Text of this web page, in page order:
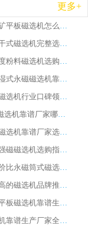
更多+
2026 钛铁矿平板磁选机怎么选 靠谱生产企业实力排行榜选购参考攻略
2026CTG 干式磁选机完整选购指南 行业口碑顶尖靠谱生产龙头厂家实力推荐
2026 高精度粉料磁选机选购全攻略 行业优质品牌华体会手机网页版-华体会(中国) 实力深度解析
2026CTB 湿式永磁磁选机靠谱厂家实力排行榜 铁矿选矿设备采购全流程选购指南
2026 尾矿磁选机行业口碑领域强者，源头直供国内主流厂家华体会手机网页版-华体会(中国) 一站式服务
2026尾矿磁选机靠谱厂家哪家好 行业口碑领域强者华体会手机网页版-华体会(中国) 推荐
2026 铁矿磁选机靠谱厂家选购全攻略 行业标杆华体会手机网页版-华体会(中国) 设备性价比出众
2026 化工强磁磁选机选购指南 5 家行业口碑靠谱厂家领域强者推荐
2026 高性价比永磁筒式磁选机品牌盘点 行业强者口碑实测选购完整指南
2026 评价高的磁选机品牌推荐选购指南，永磁筒式磁选机设备领域强者全景行业口碑解析
2026 国内平板磁选机靠谱生产厂家推荐排名|行业口碑选购指南，领域强者按需选设备
2026 磁选机靠谱生产厂家全梳理 分场景选型行业头部品牌选购参考攻略